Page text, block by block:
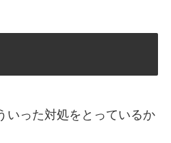
いった対処をとっているか